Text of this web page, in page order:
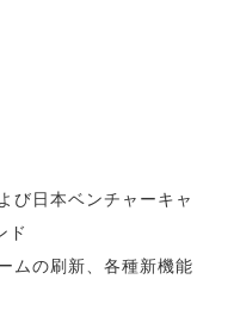
び日本ベンチャーキャ
ド
ムの刷新、各種新機能